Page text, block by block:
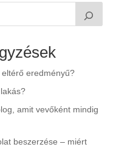
eredményű?
amit vevőként mindig
beszerzése – miért